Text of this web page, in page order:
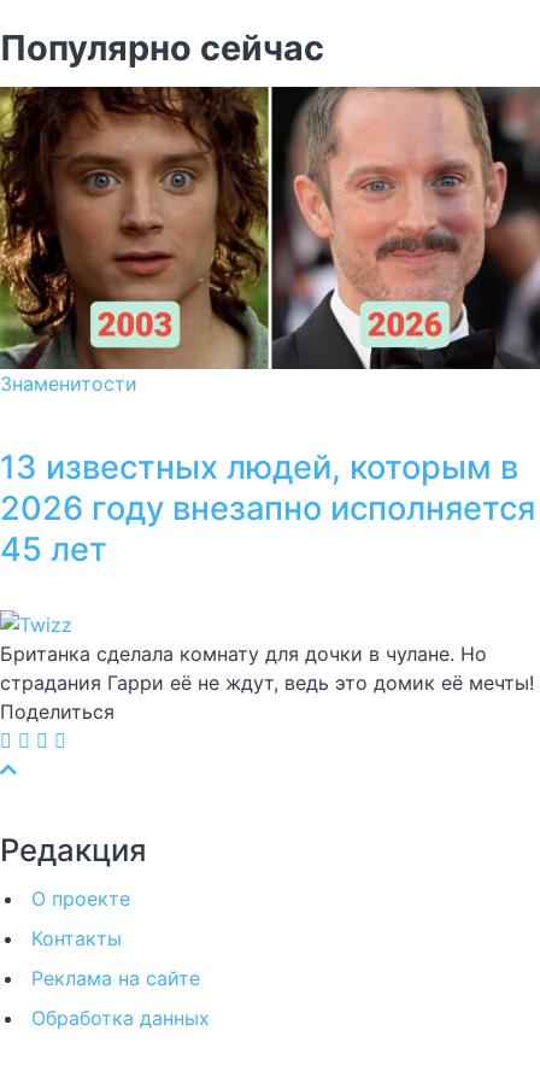
Популярно сейчас
Знаменитости
13 известных людей, которым в
2026 году внезапно исполняется
45 лет
Британка сделала комнату для дочки в чулане. Но
страдания Гарри её не ждут, ведь это домик её мечты!
Поделиться
Редакция
О проекте
Контакты
Реклама на сайте
Обработка данных